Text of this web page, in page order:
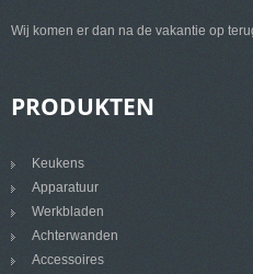
Wij komen er dan na de vakantie op
PRODUKTEN
Keukens
Apparatuur
Werkbladen
Achterwanden
Accessoires